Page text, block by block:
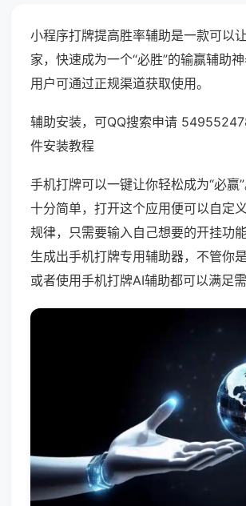
小程序打牌提高胜率辅助是一款可以
家，快速成为一个“必胜”的输赢辅助
用户可通过正规渠道获取使用。
辅助安装，可QQ搜索申请
件安装教程
手机打牌可以一键让你轻松成为“必赢
十分简单，打开这个应用便可以自定
规律，只需要输入自己想要的开挂功
生成出手机打牌专用辅助器，不管你
或者使用手机打牌AI辅助都可以满足需